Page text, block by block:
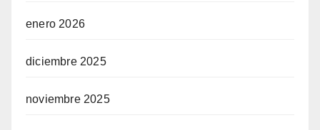
enero 2026
diciembre 2025
noviembre 2025